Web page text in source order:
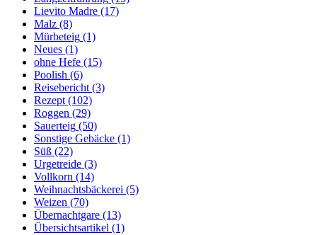
Lievito Madre (17)
Malz (8)
Mürbeteig (1)
Neues (1)
ohne Hefe (15)
Poolish (6)
Reisebericht (3)
Rezept (102)
Roggen (29)
Sauerteig (50)
Sonstige Gebäcke (1)
Süß (22)
Urgetreide (3)
Vollkorn (14)
Weihnachtsbäckerei (5)
Weizen (70)
Übernachtgare (13)
Übersichtsartikel (1)